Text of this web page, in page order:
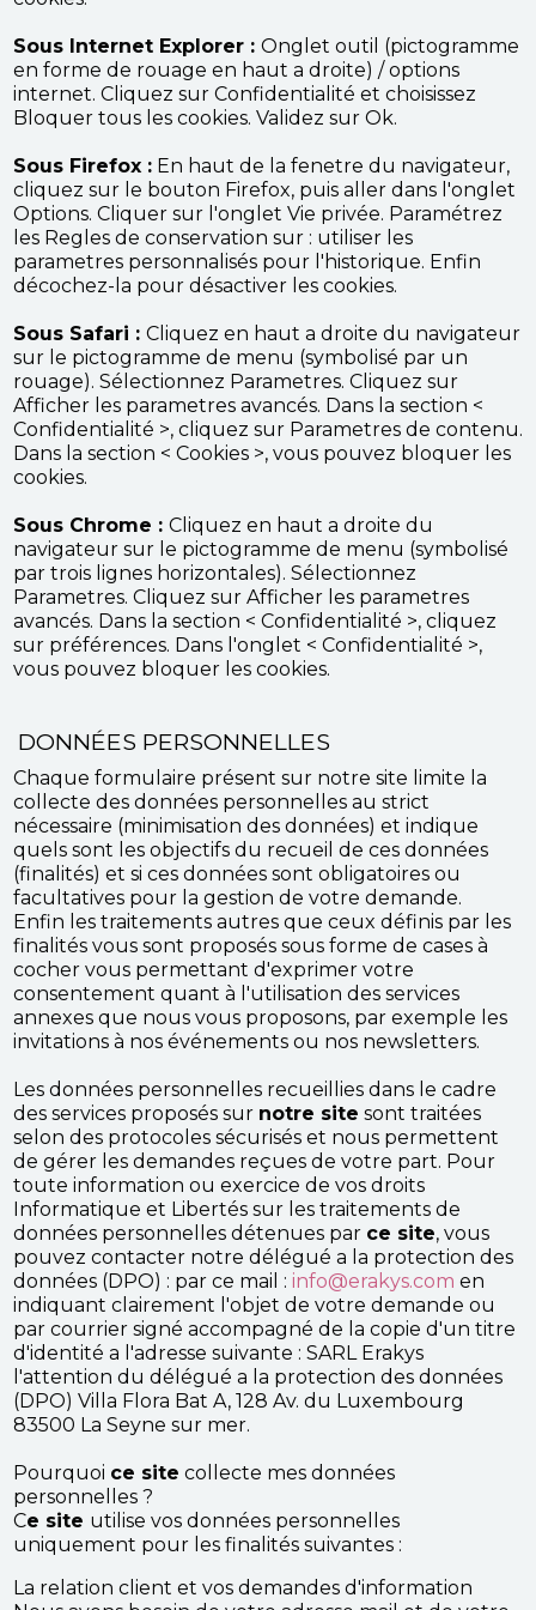
Sous Internet Explorer : Onglet outil (pictogramme
en forme de rouage en haut a droite) / options
internet. Cliquez sur Confidentialité et choisissez
Bloquer tous les cookies. Validez sur Ok.
Sous Firefox : En haut de la fenetre du navigateur,
cliquez sur le bouton Firefox, puis aller dans l'onglet
Options. Cliquer sur l'onglet Vie privée. Paramétrez
les Regles de conservation sur : utiliser les
parametres personnalisés pour l'historique. Enfin
décochez-la pour désactiver les cookies.
Sous Safari : Cliquez en haut a droite du navigateur
sur le pictogramme de menu (symbolisé par un
rouage). Sélectionnez Parametres. Cliquez sur
Afficher les parametres avancés. Dans la section <
Confidentialité >, cliquez sur Parametres de contenu.
Dans la section < Cookies >, vous pouvez bloquer les
cookies.
Sous Chrome : Cliquez en haut a droite du
navigateur sur le pictogramme de menu (symbolisé
par trois lignes horizontales). Sélectionnez
Parametres. Cliquez sur Afficher les parametres
avancés. Dans la section < Confidentialité >, cliquez
sur préférences. Dans l'onglet < Confidentialité >,
vous pouvez bloquer les cookies.
DONNÉES PERSONNELLES
Chaque formulaire présent sur notre site limite la
collecte des données personnelles au strict
nécessaire (minimisation des données) et indique
quels sont les objectifs du recueil de ces données
(finalités) et si ces données sont obligatoires ou
facultatives pour la gestion de votre demande.
Enfin les traitements autres que ceux définis par les
finalités vous sont proposés sous forme de cases à
cocher vous permettant d'exprimer votre
consentement quant à l'utilisation des services
annexes que nous vous proposons, par exemple les
invitations à nos événements ou nos newsletters.
Les données personnelles recueillies dans le cadre
des services proposés sur notre site sont traitées
selon des protocoles sécurisés et nous permettent
de gérer les demandes reçues de votre part. Pour
toute information ou exercice de vos droits
Informatique et Libertés sur les traitements de
données personnelles détenues par ce site, vous
pouvez contacter notre délégué a la protection des
données (DPO) : par ce mail : info@erakys.com en
indiquant clairement l'objet de votre demande ou
par courrier signé accompagné de la copie d'un titre
d'identité a l'adresse suivante : SARL Erakys
l'attention du délégué a la protection des données
(DPO) Villa Flora Bat A, 128 Av. du Luxembourg
83500 La Seyne sur mer.
Pourquoi ce site collecte mes données
personnelles ?
Ce site utilise vos données personnelles
uniquement pour les finalités suivantes :
La relation client et vos demandes d'information